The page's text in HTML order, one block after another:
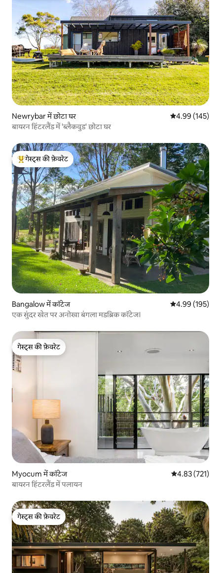
Newrybar में छोटा घर औसत रेटिंग 5 में से
4.99 (145)
बायरन हिंटरलैंड में 'ब्लैकवुड' छोटा घर
गेस्ट्स का टॉप फ़ेवरेट
गेस्ट्स की फ़ेवरेट
Bangalow में कॉटेज औसत रेटिंग 5 में से
4.99 (195)
एक सुंदर खेत पर अनोखा बंगला मडब्रिक कॉटेज।
गेस्ट्स की फ़ेवरेट
गेस्ट्स की फ़ेवरेट
Myocum में कॉटेज औसत रेटिंग 5 में से
4.83 (721)
बायरन हिंटरलैंड में पलायन
गेस्ट्स की फ़ेवरेट
गेस्ट्स की फ़ेवरेट